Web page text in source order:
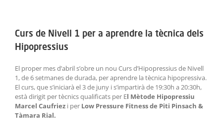
INFANTS
BLOG
EMPRESES
Image
Curs de Nivell 1 per a aprendre la tècnica dels
Hipopressius
El proper mes d’abril s’obre un nou Curs d’Hipopressius de Nivell
1, de 6 setmanes de durada, per aprendre la tècnica hipopressiva.
El curs, que s’iniciarà el 3 de juny i s’impartirà de 19:30h a 20:30h,
està dirigit per tècnics qualificats per El Mètode Hipopressiu
Marcel Caufriez i per Low Pressure Fitness de Piti Pinsach &
Tàmara Rial.